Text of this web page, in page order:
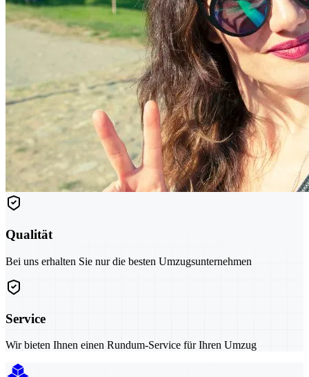
Qualität
Bei uns erhalten Sie nur die besten Umzugsunternehmen
Service
Wir bieten Ihnen einen Rundum-Service für Ihren Umzug